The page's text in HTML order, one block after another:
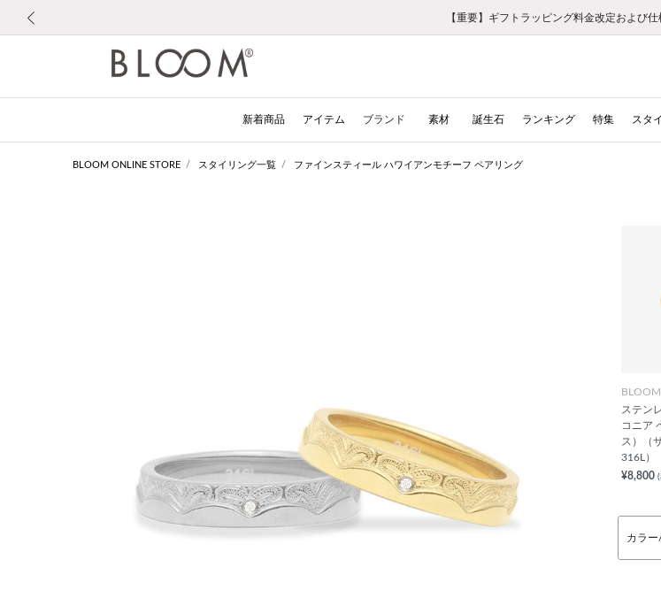
お修理・アフターサービスのご
【重要】令和８年熊本地震に伴う集配へ
【重要】ギフトラッピング料金改定および
【重要】夏季休業の営業について
税込5,500円以上で送料無料｜最短24時
新規会員登録で1000ポイントプレ
新規LINE友だち登録で500円クーポン
会員限定！レビュー投稿で100ポイン
お修理・アフターサービスのご
【重要】令和８年熊本地震に伴う集配へ
新着商品 アイテム ブランド 素材 誕生石 ランキング 特集 スタ
BLOOM ONLINE STORE スタイリング一覧 ファインスティール ハワイアンモチーフ ペアリング
ステン
コニア
ス）（
316L）
¥8,800
カラ